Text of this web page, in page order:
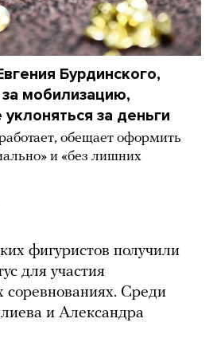
Бурдинского,
мобилизацию,
за деньги
обещает оформить
и «без лишних
фигуристов получили
для участия
Среди
и Александра